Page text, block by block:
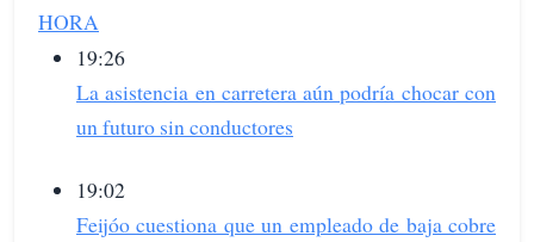
HORA
19:26
La asistencia en carretera aún podría chocar con
un futuro sin conductores
19:02
Feijóo cuestiona que un empleado de baja cobre